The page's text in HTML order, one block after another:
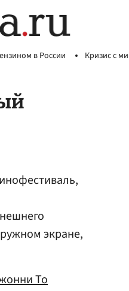
в России Кризис с
экране,
То